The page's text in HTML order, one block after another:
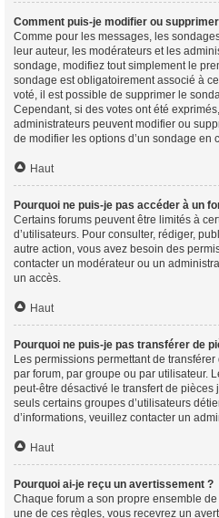
Comment puis-je modifier ou
Comme pour les messages, les
leur auteur, les modérateurs et les
sondage, modifiez tout simplement le
sondage est obligatoirement associé à
voté, il est possible de supprimer le
Cependant, si des votes ont été
administrateurs peuvent modifier ou
de modifier les options d’un sondage en
Haut
Pourquoi ne puis-je pas accéder à un
Certains forums peuvent être limités à
d’utilisateurs. Pour consulter, rédiger,
autre action, vous avez besoin des
contacter un modérateur ou un
un accès.
Haut
Pourquoi ne puis-je pas transférer de
Les permissions permettant de
par forum, par groupe ou par utilisateur.
peut-être désactivé le transfert de
seuls certains groupes d’utilisateurs
d’informations, veuillez contacter un
Haut
Pourquoi ai-je reçu un avertissement ?
Chaque forum a son propre ensemble
une de ces règles, vous recevrez un